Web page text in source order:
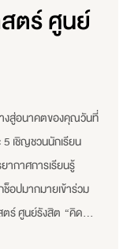
ตร์ ศูนย์
งสู่อนาคตของคุณวันที่
เชิญชวนนักเรียน
กาศการเรียนรู้
อปมากมายเข้าร่วม
ตร์ ศูนย์รังสิต “คิด…